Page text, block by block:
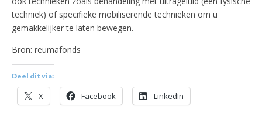
techniek) of specifieke mobiliserende technieken om u
gemakkelijker te laten bewegen.
Bron: reumafonds
Deel dit via:
X Facebook LinkedIn